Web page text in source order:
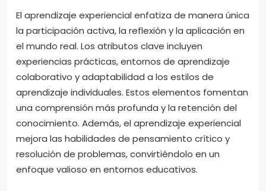
El aprendizaje experiencial enfatiza de manera única
la participación activa, la reflexión y la aplicación en
el mundo real. Los atributos clave incluyen
experiencias prácticas, entornos de aprendizaje
colaborativo y adaptabilidad a los estilos de
aprendizaje individuales. Estos elementos fomentan
una comprensión más profunda y la retención del
conocimiento. Además, el aprendizaje experiencial
mejora las habilidades de pensamiento crítico y
resolución de problemas, convirtiéndolo en un
enfoque valioso en entornos educativos.